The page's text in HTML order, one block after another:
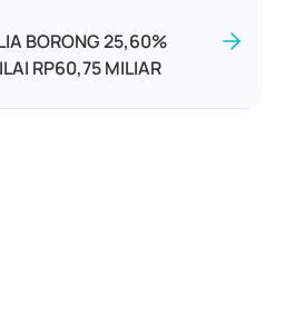
BORONG 25,60%
RP60,75 MILIAR